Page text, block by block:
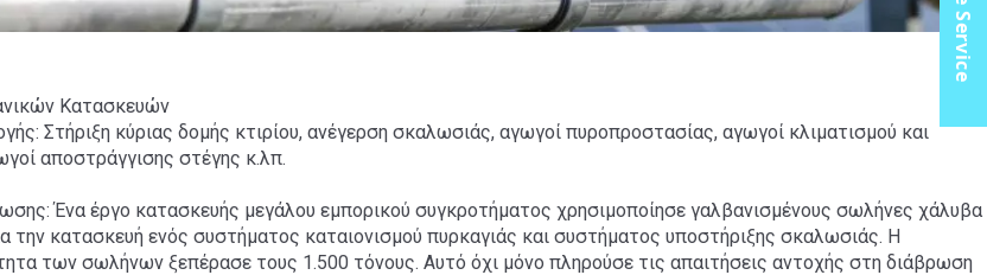
Κατασκευών
Στήριξη κύριας δομής κτιρίου, ανέγερση σκαλωσιάς, αγωγοί πυροπροστασίας, αγωγοί κλιματισμού και
αποστράγγισης στέγης κ.λπ.
Ένα έργο κατασκευής μεγάλου εμπορικού συγκροτήματος χρησιμοποίησε γαλβανισμένους σωλήνες χάλυβα
την κατασκευή ενός συστήματος καταιονισμού πυρκαγιάς και συστήματος υποστήριξης σκαλωσιάς. Η
των σωλήνων ξεπέρασε τους 1.500 τόνους. Αυτό όχι μόνο πληρούσε τις απαιτήσεις αντοχής στη διάβρωση